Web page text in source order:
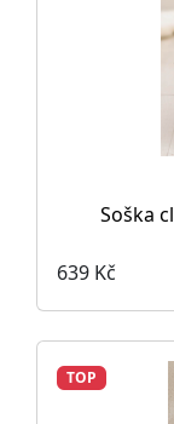
Soška
639 Kč
TOP